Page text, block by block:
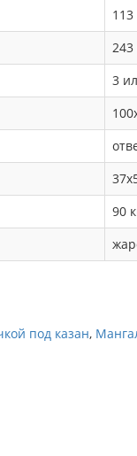
113
243
3
90
под казан,